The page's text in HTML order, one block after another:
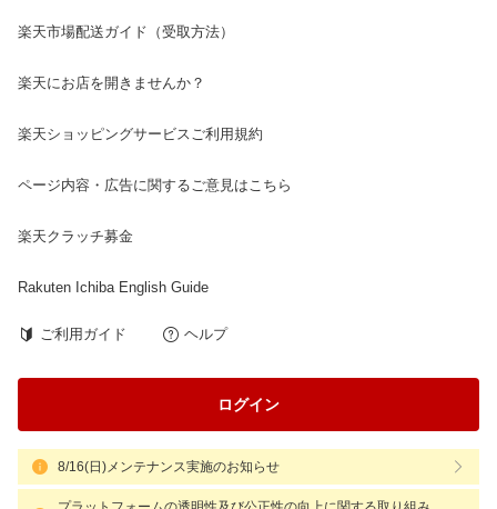
楽天市場配送ガイド（受取方法）
楽天にお店を開きませんか？
楽天ショッピングサービスご利用規約
ページ内容・広告に関するご意見はこちら
楽天クラッチ募金
Rakuten Ichiba English Guide
ご利用ガイド ヘルプ
ログイン
8/16(日)メンテナンス実施のお知らせ